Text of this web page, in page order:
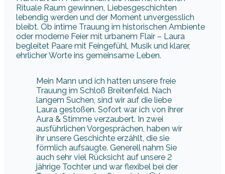
Rituale Raum gewinnen, Liebesgeschichten
lebendig werden und der Moment unvergesslich
bleibt. Ob intime Trauung im historischen Ambiente
oder moderne Feier mit urbanem Flair – Laura
begleitet Paare mit Feingefühl, Musik und klarer,
ehrlicher Worte ins gemeinsame Leben.
Mein Mann und ich hatten unsere freie
Trauung im Schloß Breitenfeld. Nach
langem Suchen, sind wir auf die liebe
Laura gestoßen. Sofort war ich von ihrer
Aura & Stimme verzaubert. In zwei
ausführlichen Vorgesprächen, haben wir
ihr unsere Geschichte erzählt, die sie
förmlich aufsaugte. Generell nahm Sie
auch sehr viel Rücksicht auf unsere 2
jährige Tochter und war flexibel bei der